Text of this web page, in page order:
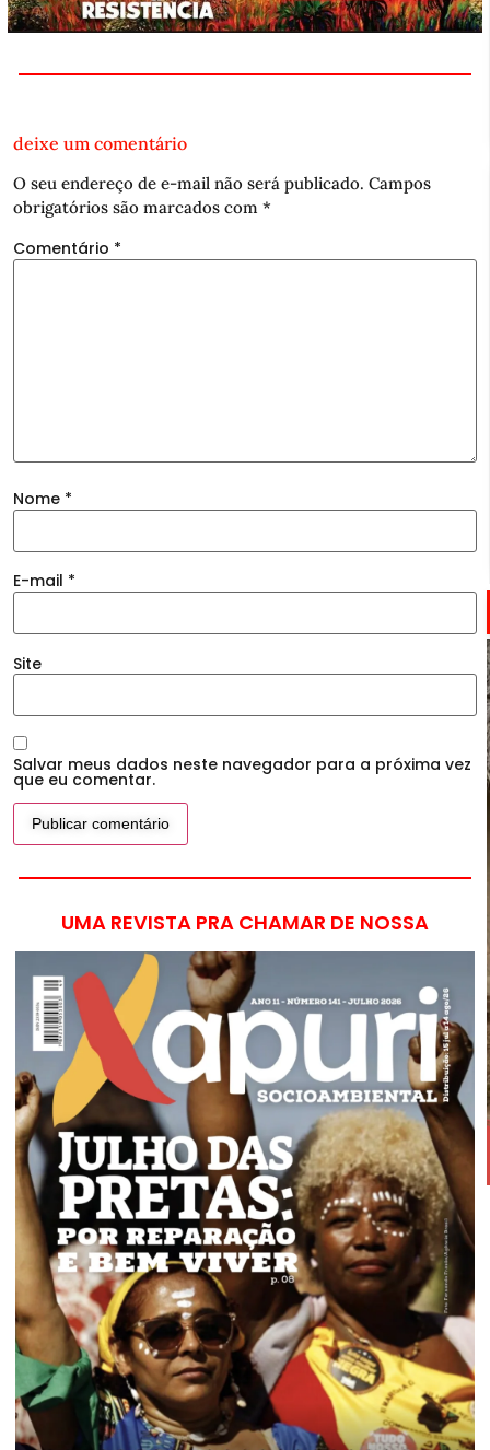
deixe um comentário
O seu endereço de e-mail não será publicado. Campos
obrigatórios são marcados com *
Comentário *
Nome *
E-mail *
Site
Salvar meus dados neste navegador para a próxima vez
que eu comentar.
UMA REVISTA PRA CHAMAR DE NOSSA